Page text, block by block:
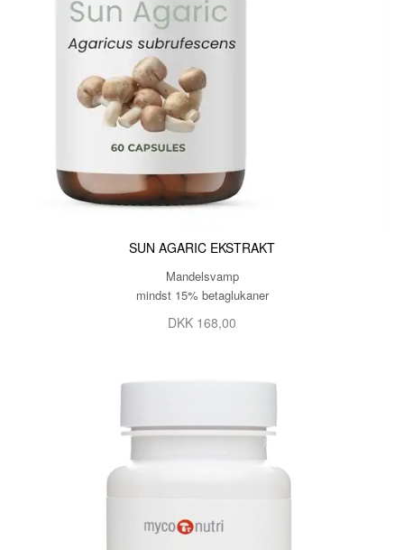
SUN AGARIC EKSTRAKT
Mandelsvamp
mindst 15% betaglukaner
DKK 168,00